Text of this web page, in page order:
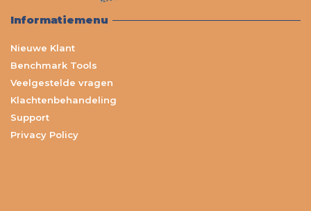
Informatiemenu
Nieuwe Klant
Benchmark Tools
Veelgestelde vragen
Klachtenbehandeling
Support
Privacy Policy